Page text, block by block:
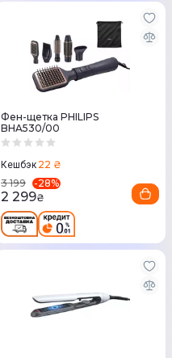
Фен-щетка PHILIPS
BHA530/00
Кешбэк 22 ₴
3 199
-28%
2 299₴